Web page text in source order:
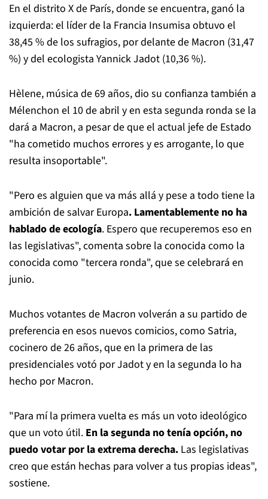
En el distrito X de París, donde se encuentra, ganó la
izquierda: el líder de la Francia Insumisa obtuvo el
38,45 % de los sufragios, por delante de Macron (31,47
%) y del ecologista Yannick Jadot (10,36 %).
Hèlene, música de 69 años, dio su confianza también a
Mélenchon el 10 de abril y en esta segunda ronda se la
dará a Macron, a pesar de que el actual jefe de Estado
"ha cometido muchos errores y es arrogante, lo que
resulta insoportable".
"Pero es alguien que va más allá y pese a todo tiene la
ambición de salvar Europa. Lamentablemente no ha
hablado de ecología. Espero que recuperemos eso en
las legislativas", comenta sobre la conocida como la
conocida como "tercera ronda", que se celebrará en
junio.
Muchos votantes de Macron volverán a su partido de
preferencia en esos nuevos comicios, como Satria,
cocinero de 26 años, que en la primera de las
presidenciales votó por Jadot y en la segunda lo ha
hecho por Macron.
"Para mí la primera vuelta es más un voto ideológico
que un voto útil. En la segunda no tenía opción, no
puedo votar por la extrema derecha. Las legislativas
creo que están hechas para volver a tus propias ideas",
sostiene.